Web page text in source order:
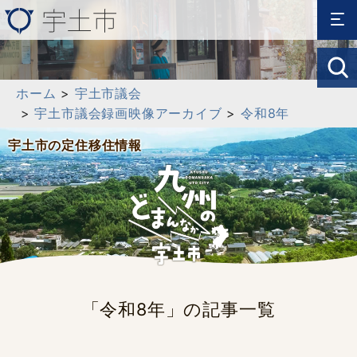
ホーム > 宇土市議会
>宇土市議会録画映像アーカイブ >令和8年
宇土市の定住移住情報
「令和8年」の記事一覧